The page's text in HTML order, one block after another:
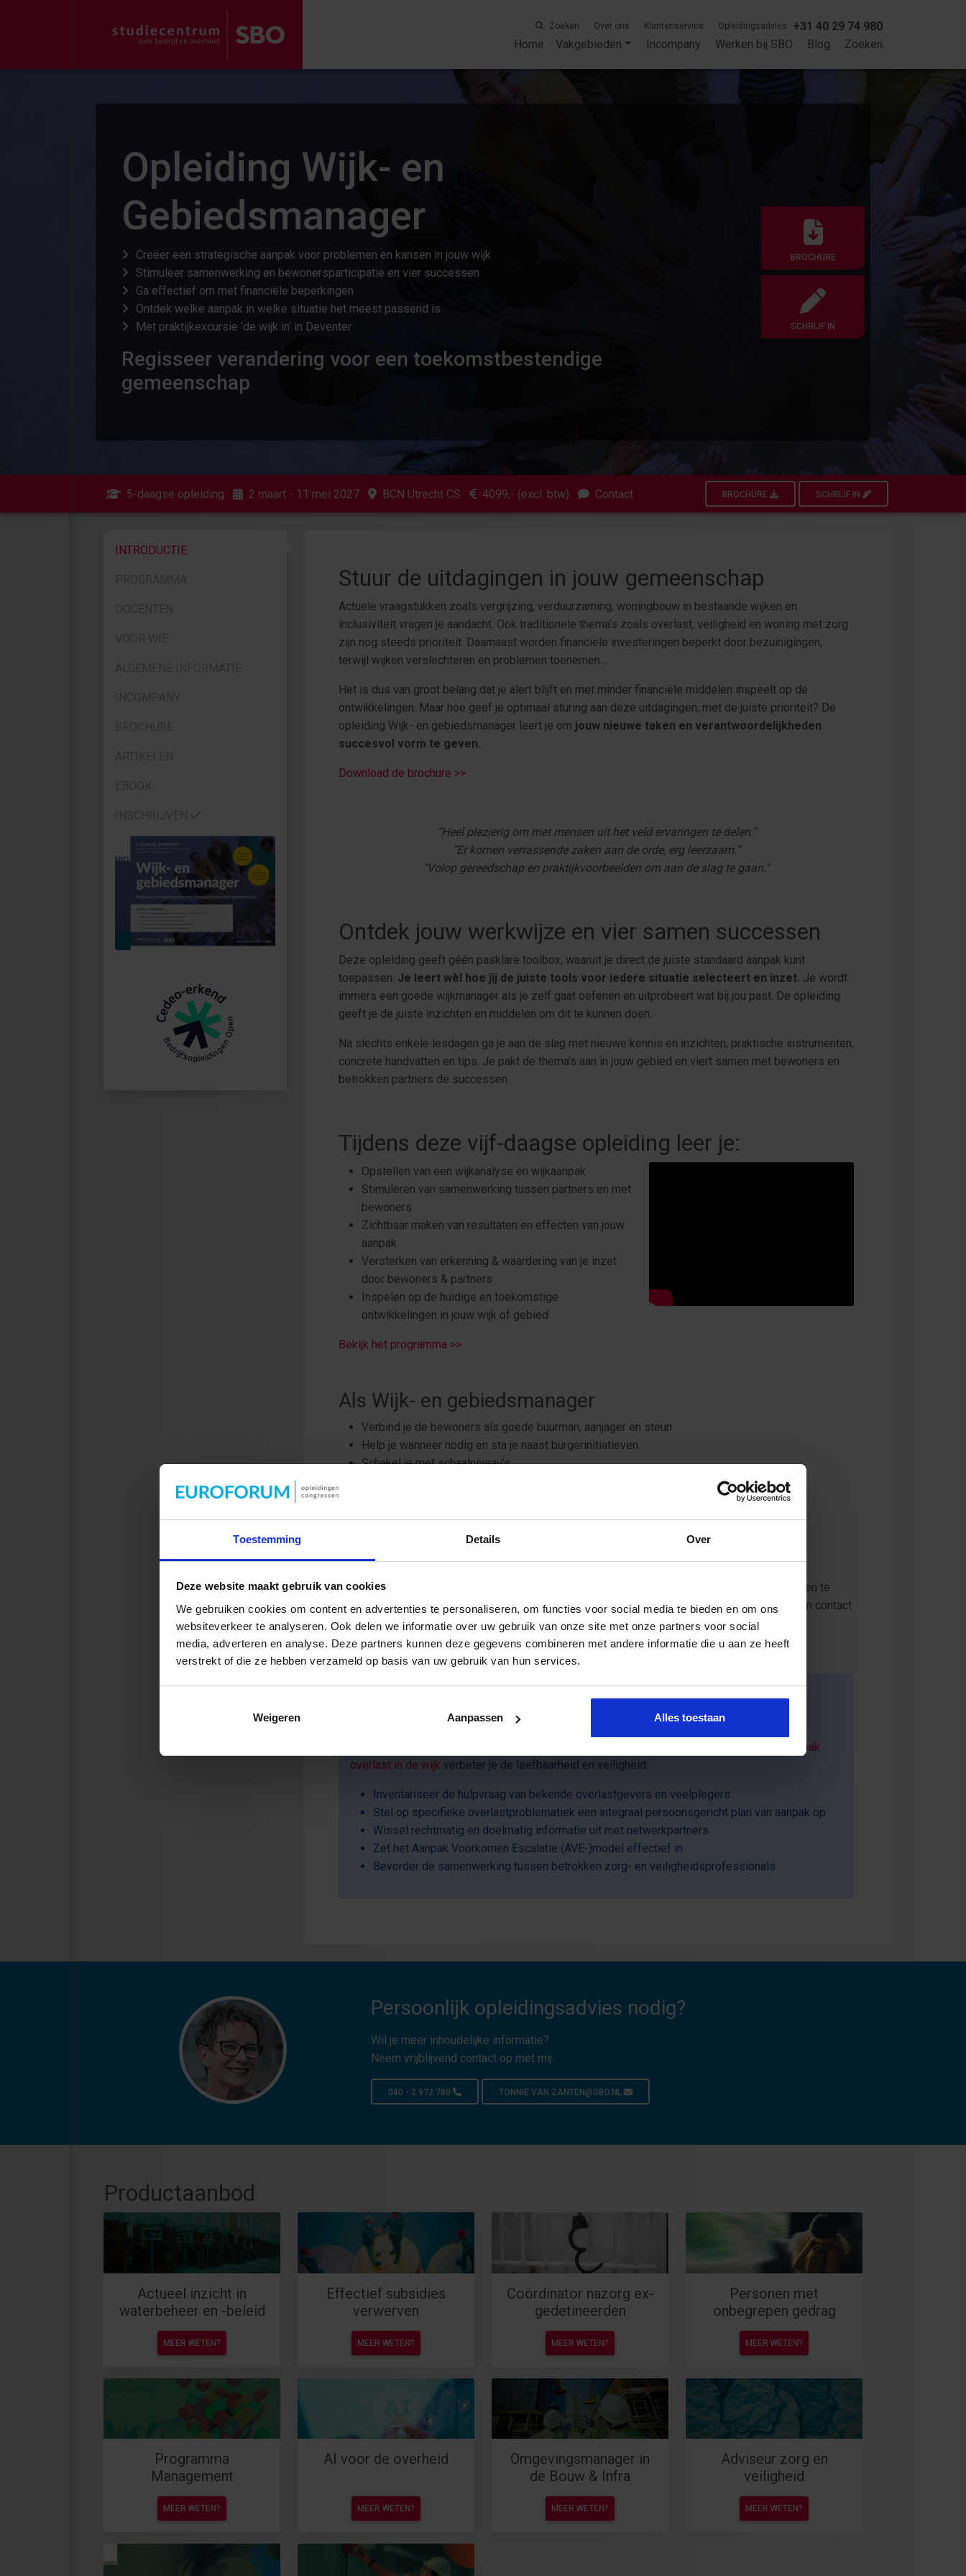
Toestemming Details Over
Deze website maakt gebruik van cookies
We gebruiken cookies om content en advertenties te personaliseren, om functies voor social media te bieden en om ons
websiteverkeer te analyseren. Ook delen we informatie over uw gebruik van onze site met onze partners voor social
media, adverteren en analyse. Deze partners kunnen deze gegevens combineren met andere informatie die u aan ze heeft
verstrekt of die ze hebben verzameld op basis van uw gebruik van hun services.
Weigeren Aanpassen Alles toestaan
Zoeken Over ons Klantenservice Opleidingsadvies
+31 40 29 74 980
Home
Vakgebieden Incompany Werken bij SBO Blog Zoeken
Opleiding Wijk- en
Gebiedsmanager
Creëer een strategische aanpak voor problemen en kansen in jouw wijk
Stimuleer samenwerking en bewonersparticipatie en vier successen
Ga effectief om met financiële beperkingen
Ontdek welke aanpak in welke situatie het meest passend is
Met praktijkexcursie ‘de wijk in’ in Deventer
Regisseer verandering voor een toekomstbestendige
gemeenschap
BROCHURE
SCHRIJF IN
5-daagse opleiding 2 maart - 11 mei 2027 BCN Utrecht CS 4099,- (excl. btw) Contact BROCHURE SCHRIJF IN
INTRODUCTIE
Stuur de uitdagingen in jouw gemeenschap
Actuele vraagstukken zoals vergrijzing, verduurzaming, woningbouw in bestaande wijken en
inclusiviteit vragen je aandacht. Ook traditionele thema’s zoals overlast, veiligheid en woning met zorg
zijn nog steeds prioriteit. Daarnaast worden financiële investeringen beperkt door bezuinigingen,
terwijl wijken verslechteren en problemen toenemen...
Het is dus van groot belang dat je alert blijft en met minder financiële middelen inspeelt op de
ontwikkelingen. Maar hoe geef je optimaal sturing aan deze uitdagingen, met de juiste prioriteit? De
opleiding Wijk- en gebiedsmanager leert je om jouw nieuwe taken en verantwoordelijkheden
succesvol vorm te geven.
Download de brochure >>
“Heel plezierig om met mensen uit het veld ervaringen te delen."
"Er komen verrassende zaken aan de orde, erg leerzaam.”
"Volop gereedschap en praktijkvoorbeelden om aan de slag te gaan."
Ontdek jouw werkwijze en vier samen successen
Deze opleiding geeft géén pasklare toolbox, waaruit je direct de juiste standaard aanpak kunt
toepassen. Je leert wèl hoe jij de juiste tools voor iedere situatie selecteert en inzet. Je wordt
immers een goede wijkmanager als je zelf gaat oefenen en uitprobeert wat bij jou past. De opleiding
geeft je de juiste inzichten en middelen om dit te kunnen doen.
Na slechts enkele lesdagen ga je aan de slag met nieuwe kennis en inzichten, praktische instrumenten,
concrete handvatten en tips. Je pakt de thema’s aan in jouw gebied en viert samen met bewoners en
betrokken partners de successen.
Tijdens deze vijf-daagse opleiding leer je:
Opstellen van een wijkanalyse en wijkaanpak
Stimuleren van samenwerking tussen partners en met
bewoners
Zichtbaar maken van resultaten en effecten van jouw
aanpak
Versterken van erkenning & waardering van je inzet
door bewoners & partners
Inspelen op de huidige en toekomstige
ontwikkelingen in jouw wijk of gebied
Bekijk het programma >>
Als Wijk- en gebiedsmanager
Verbind je de bewoners als goede buurman, aanjager en steun
Help je wanneer nodig en sta je naast burgerinitiatieven
Schakel je met schaalniveau’s
Aandacht voor jouw praktijk: maximaal 20 plaatsen
Het aantal deelnemers per editie is beperkt zodat je alle gelegenheid hebt jouw (praktijk)vragen te
stellen. Wil je weten of er nog plaatsen beschikbaar zijn of wil je vrijblijvend reserveren? Neem contact
op met opleidingsadviseurTonnie van Zanten,T: 040 - 2 972 780
Focus je liever op overlast in de wijk? Bekijk deze
opleiding Aanpak
overlast in de wijk verbeter je de leefbaarheid en veiligheid:
Inventariseer de hulpvraag van bekende overlastgevers en veelplegers
Stel op specifieke overlastproblematiek een integraal persoonsgericht plan van aanpak op
Wissel rechtmatig en doelmatig informatie uit met netwerkpartners
Zet het Aanpak Voorkomen Escalatie (AVE-)model effectief in
Bevorder de samenwerking tussen betrokken zorg- en veiligheidsprofessionals
Persoonlijk opleidingsadvies nodig?
Wil je meer inhoudelijke informatie?
Neem vrijblijvend contact op met mij.
040 - 2 972 780 TONNIE.VAN.ZANTEN@SBO.NL
Productaanbod
Actueel inzicht in
waterbeheer en -beleid
MEER WETEN?
Effectief subsidies
verwerven
MEER WETEN?
Coördinator nazorg ex-
gedetineerden
MEER WETEN?
Personen met
onbegrepen gedrag
MEER WETEN?
Programma
Management
MEER WETEN?
AI voor de overheid
MEER WETEN?
Omgevingsmanager in
de Bouw & Infra
MEER WETEN?
Adviseur zorg en
veiligheid
MEER WETEN?